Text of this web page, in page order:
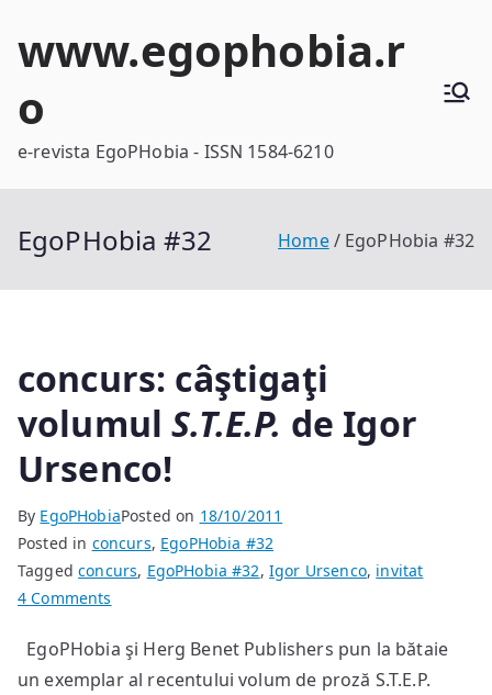
www.egophobia.r
o
e-revista EgoPHobia - ISSN 1584-6210
EgoPHobia #32 Home EgoPHobia #32
concurs: câştigaţi
volumulS.T.E.P. de Igor
Ursenco!
By EgoPHobiaPosted on 18/10/2011
Posted in concurs, EgoPHobia #32
Taggedconcurs, EgoPHobia #32, Igor Ursenco, invitat
4 Comments
câştigaţi
volumul
EgoPHobia şi Herg Benet Publishers pun la bătaie
un exemplar al recentului volum de proză S.T.E.P.